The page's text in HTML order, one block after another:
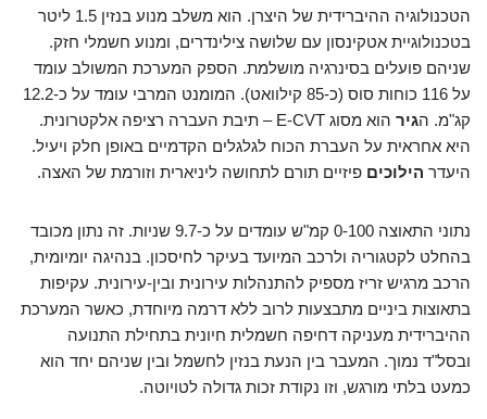
הטכנולוגיה ההיברידית של היצרן. הוא משלב מנוע בנזין 1.5 ליטר
בטכנולוגיית אטקינסון עם שלושה צילינדרים, ומנוע חשמלי חזק.
שניהם פועלים בסינרגיה מושלמת. הספק המערכת המשולב עומד
על 116 כוחות סוס (כ-85 קילוואט). המומנט המרבי עומד על כ-12.2
קג"מ. הגיר
הוא מסוג E-CVT – תיבת העברה רציפה אלקטרונית.
היא אחראית על העברת הכוח לגלגלים הקדמיים באופן חלק ויעיל.
היעדר הילוכים פיזיים תורם לתחושה ליניארית וזורמת של האצה.
נתוני התאוצה 0-100 קמ"ש עומדים על כ-9.7 שניות. זה נתון מכובד
בהחלט לקטגוריה ולרכב המיועד בעיקר לחיסכון. בנהיגה יומיומית,
הרכב מרגיש זריז מספיק להתנהלות עירונית ובין-עירונית. עקיפות
בתאוצות ביניים מתבצעות לרוב ללא דרמה מיוחדת, כאשר המערכת
ההיברידית מעניקה דחיפה חשמלית חיונית בתחילת התנועה
ובסל"ד נמוך. המעבר בין הנעת בנזין לחשמל ובין שניהם יחד הוא
כמעט בלתי מורגש, וזו נקודת זכות גדולה לטויוטה.